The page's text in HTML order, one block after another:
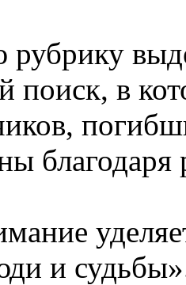
рубрику
поиск, в
и